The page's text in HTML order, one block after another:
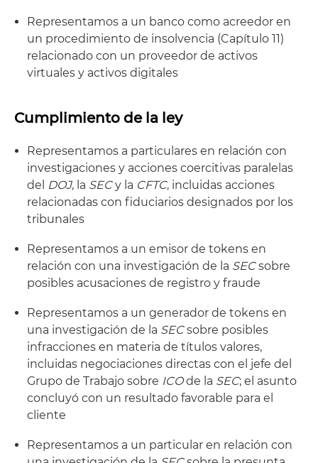
Representamos a un banco como acreedor en
un procedimiento de insolvencia (Capítulo 11)
relacionado con un proveedor de activos
virtuales y activos digitales
Cumplimiento de la ley
Representamos a particulares en relación con
investigaciones y acciones coercitivas paralelas
del DOJ, la SECy la CFTC, incluidas acciones
relacionadas con fiduciarios designados por los
tribunales
Representamos a un emisor de tokens en
relación con una investigación de la SECsobre
posibles acusaciones de registro y fraude
Representamos a un generador de tokens en
una investigación de la SECsobre posibles
infracciones en materia de títulos valores,
incluidas negociaciones directas con el jefe del
Grupo de Trabajo sobre ICOde la SEC; el asunto
concluyó con un resultado favorable para el
cliente
Representamos a un particular en relación con